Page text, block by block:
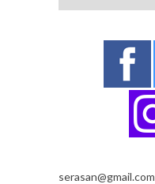
serasan@gmail.com